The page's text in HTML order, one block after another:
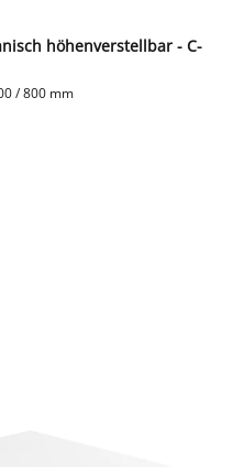
höhenverstellbar - C-
/ 800 mm